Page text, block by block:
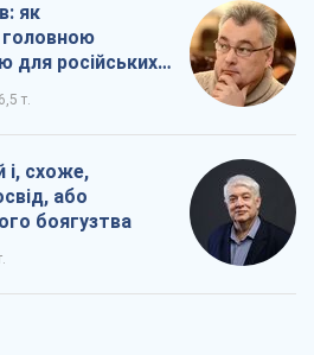
як
головною
для російських
6,5 т.
і, схоже,
або
боягузтва